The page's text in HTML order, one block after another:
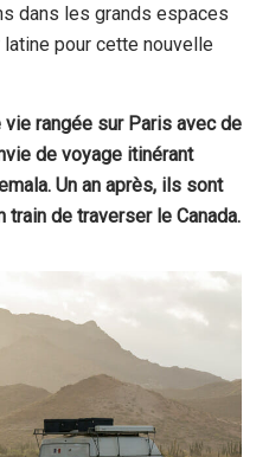
dans les grands espaces
pour cette nouvelle
vie rangée sur Paris avec de
de voyage itinérant
Un an après, ils sont
train de traverser le Canada.